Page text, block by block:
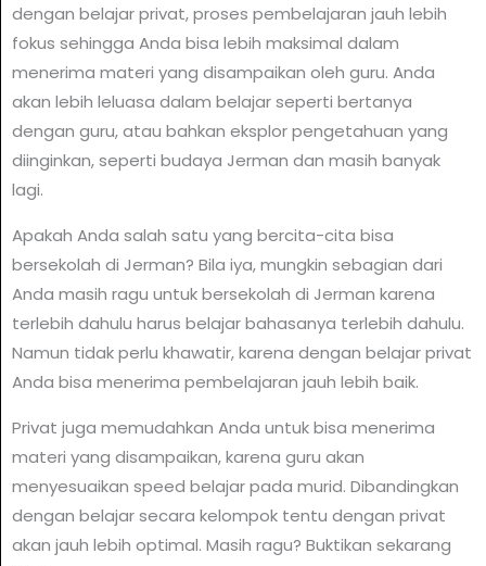
dengan belajar privat, proses pembelajaran jauh lebih
fokus sehingga Anda bisa lebih maksimal dalam
menerima materi yang disampaikan oleh guru. Anda
akan lebih leluasa dalam belajar seperti bertanya
dengan guru, atau bahkan eksplor pengetahuan yang
diinginkan, seperti budaya Jerman dan masih banyak
lagi.
Apakah Anda salah satu yang bercita-cita bisa
bersekolah di Jerman? Bila iya, mungkin sebagian dari
Anda masih ragu untuk bersekolah di Jerman karena
terlebih dahulu harus belajar bahasanya terlebih dahulu.
Namun tidak perlu khawatir, karena dengan belajar privat
Anda bisa menerima pembelajaran jauh lebih baik.
Privat juga memudahkan Anda untuk bisa menerima
materi yang disampaikan, karena guru akan
menyesuaikan speed belajar pada murid. Dibandingkan
dengan belajar secara kelompok tentu dengan privat
akan jauh lebih optimal. Masih ragu? Buktikan sekarang